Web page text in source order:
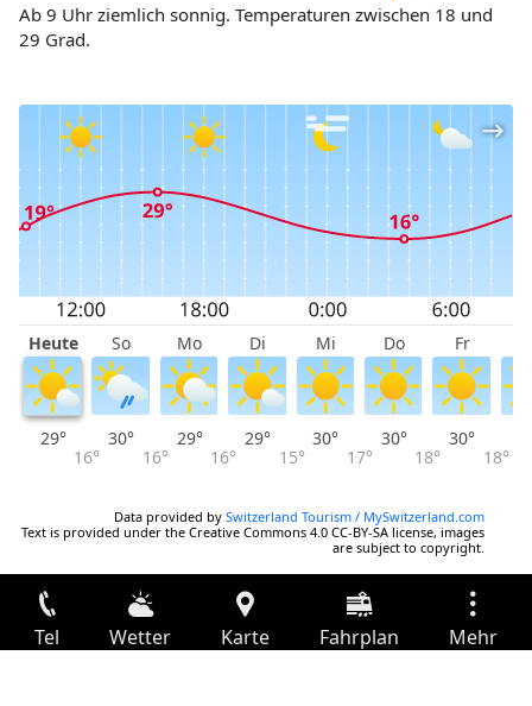
Ab 9 Uhr ziemlich sonnig. Temperaturen zwischen 18 und
29 Grad.
Heute So Mo Di Mi Do Fr
29°
16°
30°
16°
29°
16°
29°
15°
30°
17°
30°
18°
30°
18°
Data provided by Switzerland Tourism / MySwitzerland.com
Text is provided under the Creative Commons 4.0 CC-BY-SA license, images
are subject to copyright.
Tel Wetter Karte Fahrplan Mehr